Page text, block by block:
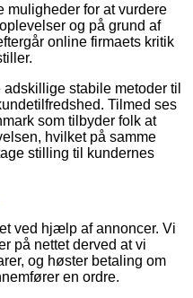
muligheder for at vurdere
og på grund af
online firmaets kritik
stabile metoder til
Tilmed ses
som tilbyder folk at
hvilket på samme
stilling til kundernes
ved hjælp af annoncer. Vi
på nettet derved at vi
og høster betaling om
en ordre.